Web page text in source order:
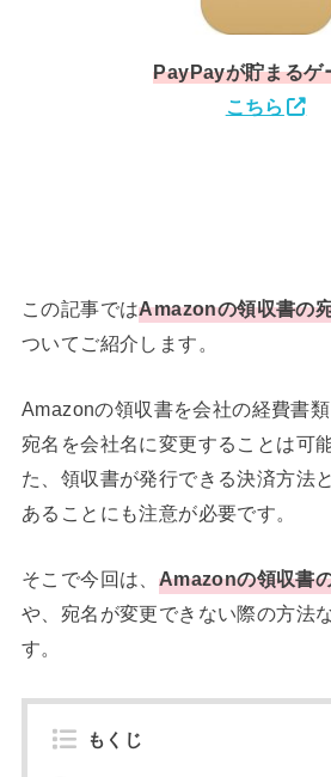
PayPayが貯まるゲ
こちら
この記事ではAmazonの領収書の
ついてご紹介します。
Amazonの領収書を会社の経費書類
宛名を会社名に変更することは可
た、領収書が発行できる決済方法
あることにも注意が必要です。
そこで今回は、 Amazonの領収書
や、宛名が変更できない際の方法
す。
もくじ